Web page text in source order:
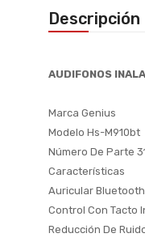
Descripción
AUDIFONOS
Marca Genius
Modelo Hs-M910bt
Número De Parte
Características
Auricular Bluetooth
Control Con Tacto
Reducción De